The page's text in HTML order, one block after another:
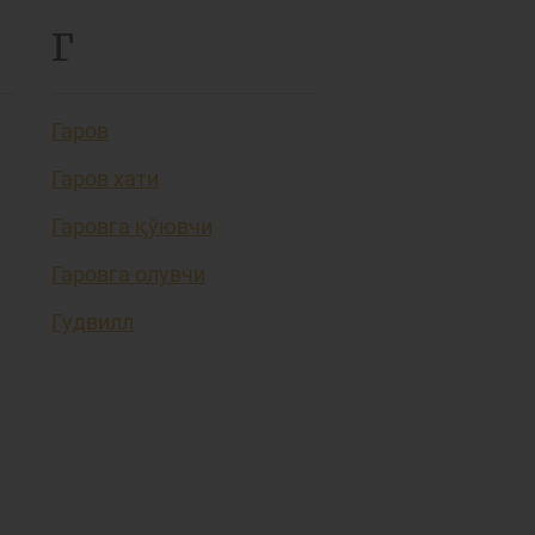
Г
Гаров
Гаров хати
Гаровга қўювчи
Гаровга олувчи
Гудвилл